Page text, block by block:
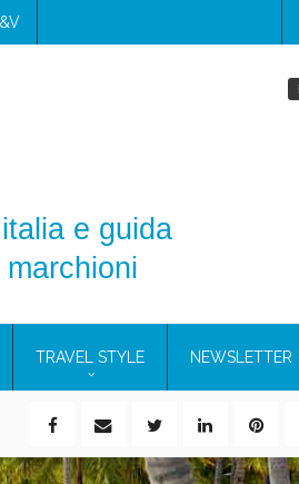
e guida
TRAVEL STYLE NEWSLETTER